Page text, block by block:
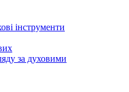
інструменти
за духовими